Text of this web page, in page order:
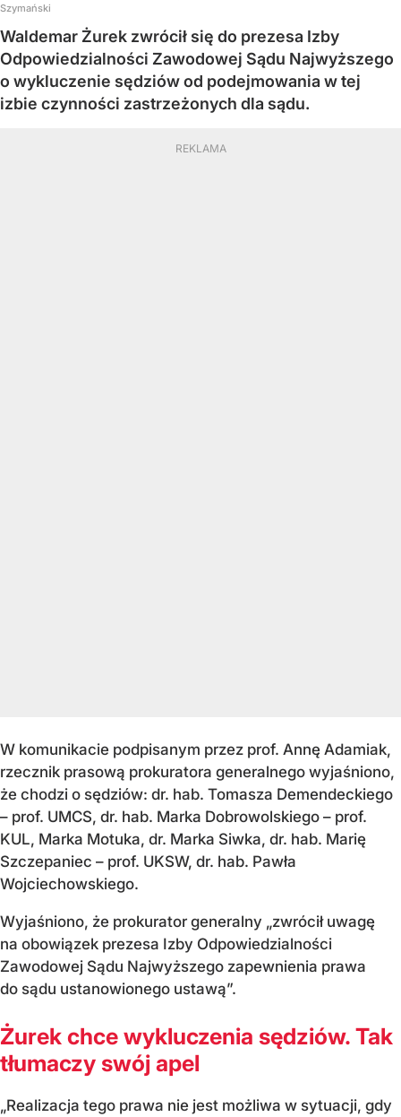
Szymański
Waldemar Żurek zwrócił się do prezesa Izby
Odpowiedzialności Zawodowej Sądu Najwyższego
o wykluczenie sędziów od podejmowania w tej
izbie czynności zastrzeżonych dla sądu.
W komunikacie podpisanym przez prof. Annę Adamiak,
rzecznik prasową prokuratora generalnego wyjaśniono,
że chodzi o sędziów: dr. hab. Tomasza Demendeckiego
– prof. UMCS, dr. hab. Marka Dobrowolskiego – prof.
KUL, Marka Motuka, dr. Marka Siwka, dr. hab. Marię
Szczepaniec – prof. UKSW, dr. hab. Pawła
Wojciechowskiego.
Wyjaśniono, że prokurator generalny „zwrócił uwagę
na obowiązek prezesa Izby Odpowiedzialności
Zawodowej Sądu Najwyższego zapewnienia prawa
do sądu ustanowionego ustawą”.
Żurek chce wykluczenia sędziów. Tak
tłumaczy swój apel
„Realizacja tego prawa nie jest możliwa w sytuacji, gdy